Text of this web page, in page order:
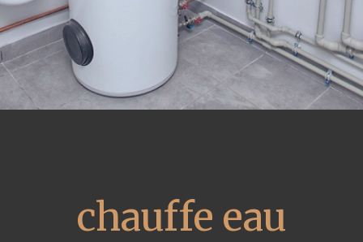
chauffe eau